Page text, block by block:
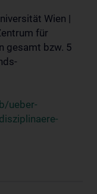
Wien |
für
gesamt bzw. 5
ueber-